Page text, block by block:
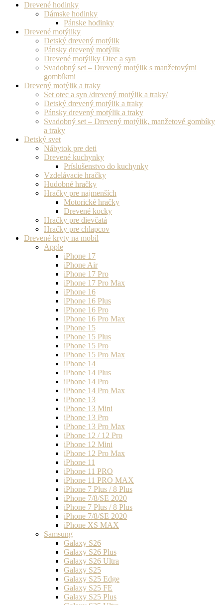
Drevené hodinky
Dámske hodinky
Pánske hodinky
Drevené motýliky
Detský drevený motýlik
Pánsky drevený motýlik
Drevené motýliky Otec a syn
Svadobný set – Drevený motýlik s manžetovými
gombíkmi
Drevený motýlik a traky
Set otec a syn /drevený motýlik a traky/
Detský drevený motýlik a traky
Pánsky drevený motýlik a traky
Svadobný set – Drevený motýlik, manžetové gombíky
a traky
Detský svet
Nábytok pre deti
Drevené kuchynky
Príslušenstvo do kuchynky
Vzdelávacie hračky
Hudobné hračky
Hračky pre najmenších
Motorické hračky
Drevené kocky
Hračky pre dievčatá
Hračky pre chlapcov
Drevené kryty na mobil
Apple
iPhone 17
iPhone Air
iPhone 17 Pro
iPhone 17 Pro Max
iPhone 16
iPhone 16 Plus
iPhone 16 Pro
iPhone 16 Pro Max
iPhone 15
iPhone 15 Plus
iPhone 15 Pro
iPhone 15 Pro Max
iPhone 14
iPhone 14 Plus
iPhone 14 Pro
iPhone 14 Pro Max
iPhone 13
iPhone 13 Mini
iPhone 13 Pro
iPhone 13 Pro Max
iPhone 12 / 12 Pro
iPhone 12 Mini
iPhone 12 Pro Max
iPhone 11
iPhone 11 PRO
iPhone 11 PRO MAX
iPhone 7 Plus / 8 Plus
iPhone 7/8/SE 2020
iPhone 7 Plus / 8 Plus
iPhone 7/8/SE 2020
iPhone XS MAX
Samsung
Galaxy S26
Galaxy S26 Plus
Galaxy S26 Ultra
Galaxy S25
Galaxy S25 Edge
Galaxy S25 FE
Galaxy S25 Plus